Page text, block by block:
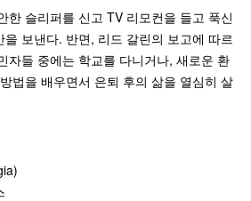
한 슬리퍼를 신고 TV 리모컨을 들고 푹신
보낸다. 반면, 리드 갈린의 보고에 따르
자들 중에는 학교를 다니거나, 새로운 환
법을 배우면서 은퇴 후의 삶을 열심히 살